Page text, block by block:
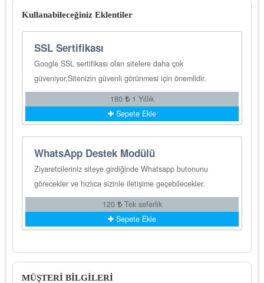
Kullanabileceğiniz Eklentiler
SSL Sertifikası
Google SSL sertifikası olan sitelere daha çok
güveniyor.Sitenizin güvenli görünmesi için önemlidir.
180
1 Yıllık
Sepete Ekle
WhatsApp Destek Modülü
Ziyaretcileriniz siteye girdiğinde Whatsapp butonunu
görecekler ve hızlıca sizinle iletişime geçebilecekler.
120
Tek seferlik
Sepete Ekle
MÜŞTERİ BİLGİLERİ